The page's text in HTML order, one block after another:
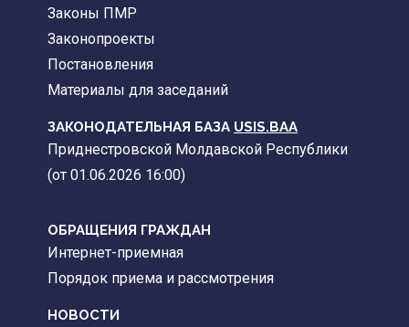
Законы ПМР
Законопроекты
Постановления
Материалы для заседаний
ЗАКОНОДАТЕЛЬНАЯ БАЗА USIS.BAA
Приднестровской Молдавской Республики
(от 01.06.2026 16:00)
ОБРАЩЕНИЯ ГРАЖДАН
Интернет-приемная
Порядок приема и рассмотрения
НОВОСТИ